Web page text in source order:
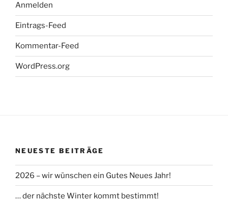
Anmelden
Eintrags-Feed
Kommentar-Feed
WordPress.org
NEUESTE BEITRÄGE
2026 – wir wünschen ein Gutes Neues Jahr!
… der nächste Winter kommt bestimmt!